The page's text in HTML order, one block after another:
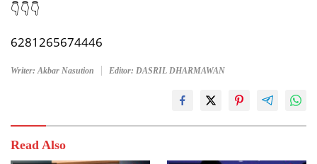
👇👇👇
6281265674446
Writer: Akbar Nasution Editor: DASRIL DHARMAWAN
Read Also